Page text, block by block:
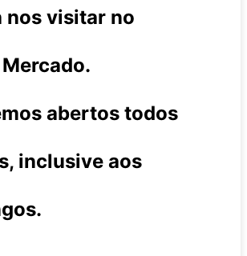
nos visitar no
abertos todos
inclusive aos